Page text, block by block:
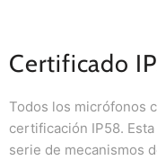
Certificado
Todos los micrófonos
certificación IP58.
serie de mecanismos